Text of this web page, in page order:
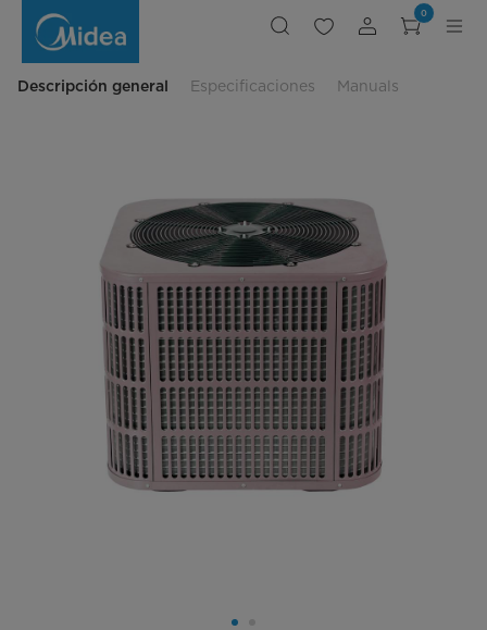
Condensadora
Descarga
Inverter
0
Descripción general Especificaciones Manuals